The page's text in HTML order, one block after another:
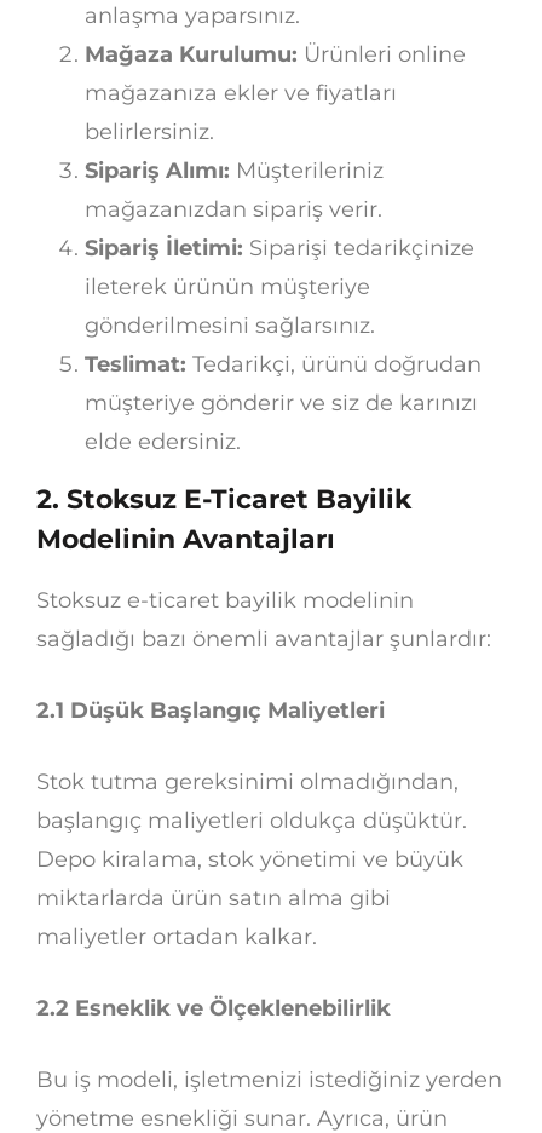
anlaşma yaparsınız.
Mağaza Kurulumu: Ürünleri online
mağazanıza ekler ve fiyatları
belirlersiniz.
Sipariş Alımı: Müşterileriniz
mağazanızdan sipariş verir.
Sipariş İletimi: Siparişi tedarikçinize
ileterek ürünün müşteriye
gönderilmesini sağlarsınız.
Teslimat: Tedarikçi, ürünü doğrudan
müşteriye gönderir ve siz de karınızı
elde edersiniz.
2. Stoksuz E-Ticaret Bayilik
Modelinin Avantajları
Stoksuz e-ticaret bayilik modelinin
sağladığı bazı önemli avantajlar şunlardır:
2.1 Düşük Başlangıç Maliyetleri
Stok tutma gereksinimi olmadığından,
başlangıç maliyetleri oldukça düşüktür.
Depo kiralama, stok yönetimi ve büyük
miktarlarda ürün satın alma gibi
maliyetler ortadan kalkar.
2.2 Esneklik ve Ölçeklenebilirlik
Bu iş modeli, işletmenizi istediğiniz yerden
yönetme esnekliği sunar. Ayrıca, ürün